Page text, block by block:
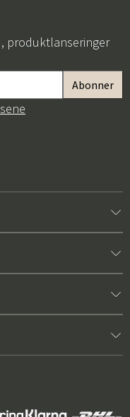
produktlanseringer
– slik velger du